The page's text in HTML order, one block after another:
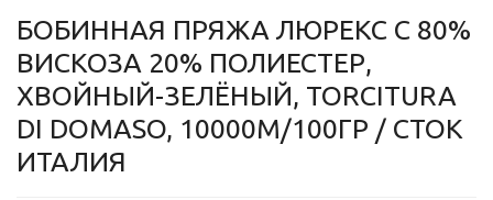
БОБИННАЯ ПРЯЖА ЛЮРЕКС С 80%
ВИСКОЗА 20% ПОЛИЕСТЕР,
ХВОЙНЫЙ-ЗЕЛЁНЫЙ, TORCITURA
DI DOMASO, 10000М/100ГР / СТОК
ИТАЛИЯ